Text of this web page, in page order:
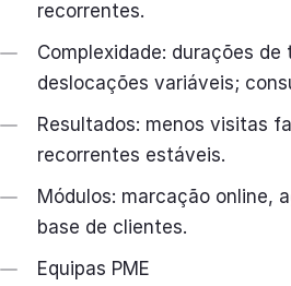
recorrentes.
Complexidade: durações de
deslocações variáveis;
Resultados: menos visitas
recorrentes estáveis.
Módulos: marcação online,
base de clientes.
Equipas PME